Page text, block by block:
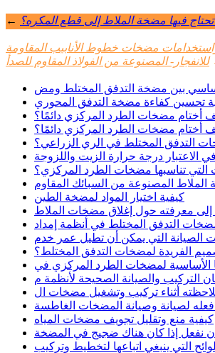
← فيها مضخة الملاط إلى قطع المكره؟
مضخات خطوط الأنابيب المقاومة
للانفجار- المصنوعة من الفولاذ المقاوم للصدأ
تحسين كفاءة مضخة التدفق المحوري
أختام مضخات الطرد المركزي دائمًا؟
أختام مضخات الطرد المركزي دائمًا؟
التدفق المختلط في الري الزراعي؟
التي تناسبها مضخات الطرد المركزي؟
كيفية اختيار المواد لمضخة الطين
إلى معرفته حول إغلاق مضخات الملاط
الفريدة لمضخات التدفق المختلط؟
كيفية منع وتقليل تجويف مضخات المياه
نفعل إذا كان هناك ضجيج في المضخة